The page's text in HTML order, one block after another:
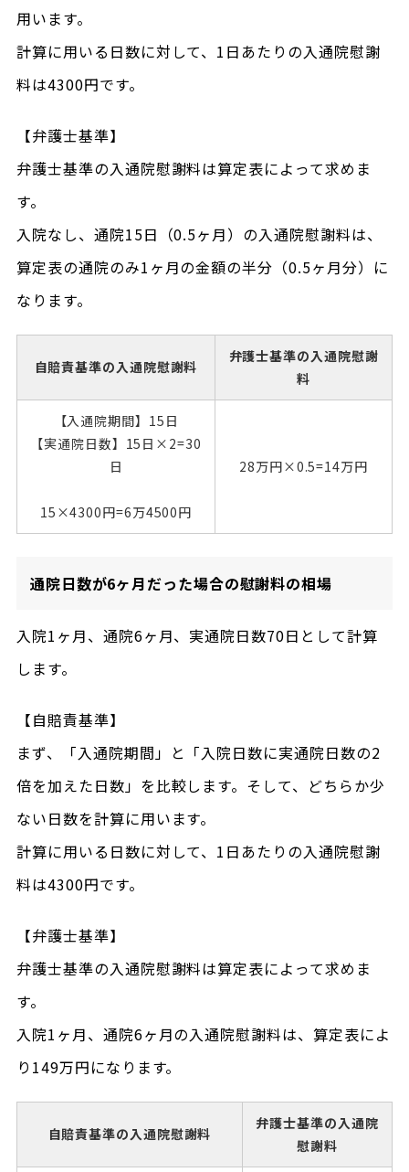
用います。
計算に用いる日数に対して、1日あたりの入通院慰謝
料は4300円です。
【弁護士基準】
弁護士基準の入通院慰謝料は算定表によって求めま
す。
入院なし、通院15日（0.5ヶ月）の入通院慰謝料は、
算定表の通院のみ1ヶ月の金額の半分（0.5ヶ月分）に
なります。
自賠責基準の入通院慰謝料
弁護士基準の入通院慰謝
料
【入通院期間】15日
【実通院日数】15日×2=30
日
15×4300円=6万4500円
28万円×0.5=14万円
通院日数が6ヶ月だった場合の慰謝料の相場
入院1ヶ月、通院6ヶ月、実通院日数70日として計算
します。
【自賠責基準】
まず、「入通院期間」と「入院日数に実通院日数の2
倍を加えた日数」を比較します。そして、どちらか少
ない日数を計算に用います。
計算に用いる日数に対して、1日あたりの入通院慰謝
料は4300円です。
【弁護士基準】
弁護士基準の入通院慰謝料は算定表によって求めま
す。
入院1ヶ月、通院6ヶ月の入通院慰謝料は、算定表によ
り149万円になります。
自賠責基準の入通院慰謝料
弁護士基準の入通院
慰謝料